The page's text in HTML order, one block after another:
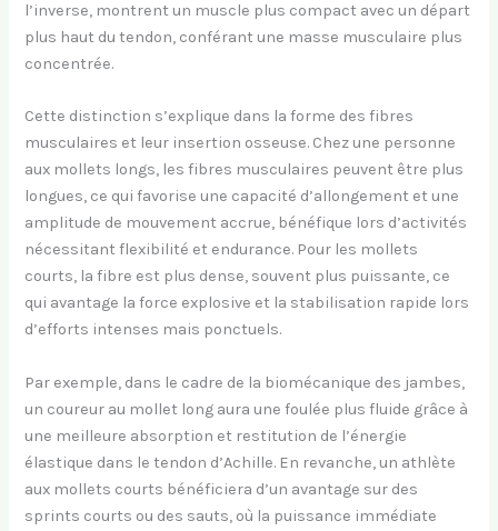
l’inverse, montrent un muscle plus compact avec un départ
plus haut du tendon, conférant une masse musculaire plus
concentrée.
Cette distinction s’explique dans la forme des fibres
musculaires et leur insertion osseuse. Chez une personne
aux mollets longs, les fibres musculaires peuvent être plus
longues, ce qui favorise une capacité d’allongement et une
amplitude de mouvement accrue, bénéfique lors d’activités
nécessitant flexibilité et endurance. Pour les mollets
courts, la fibre est plus dense, souvent plus puissante, ce
qui avantage la force explosive et la stabilisation rapide lors
d’efforts intenses mais ponctuels.
Par exemple, dans le cadre de la biomécanique des jambes,
un coureur au mollet long aura une foulée plus fluide grâce à
une meilleure absorption et restitution de l’énergie
élastique dans le tendon d’Achille. En revanche, un athlète
aux mollets courts bénéficiera d’un avantage sur des
sprints courts ou des sauts, où la puissance immédiate